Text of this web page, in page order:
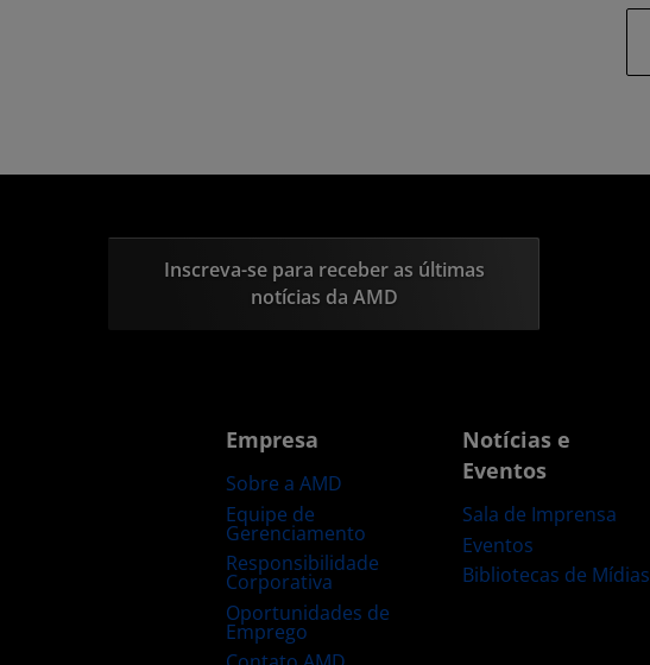
Inscreva-se para receber as últimas
notícias da AMD
Empresa
Sobre a AMD
Equipe de
Gerenciamento
Responsibilidade
Corporativa
Oportunidades de
Emprego
Notícias e
Eventos
Sala de Imprensa
Eventos
Bibliotecas de Mídias